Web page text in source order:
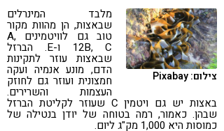
צילום: Pixabay
מלבד המינרלים
שבאצות, הן מהוות מקור
טוב גם לוויטמינים A,
12B, C ו-E. הברזל
שבאצות עוזר לתקינות
הדם, מונע אנמיה ועקה
חמצונית ועוזר גם לחוזק
העצמות והשרירים.
באצות יש גם ויטמין C שעוזר לקליטת הברזל
שבהן. כאמור, רמה בטוחה של יודן בנטילה של
כמוסות היא 1,000 מק"ג ליום.